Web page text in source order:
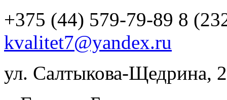
+375 (44) 579-79-89 8
kvalitet7@yandex.ru
ул. Салтыкова-Щедрина, 2